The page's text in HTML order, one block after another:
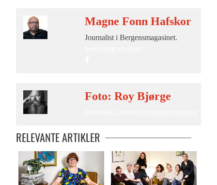
Magne Fonn Hafskor
Journalist i Bergensmagasinet.
Foto: Roy Bjørge
RELEVANTE ARTIKLER